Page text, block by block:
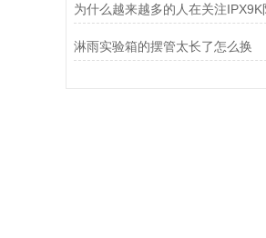
淋雨实验箱的摆管太长了怎么换